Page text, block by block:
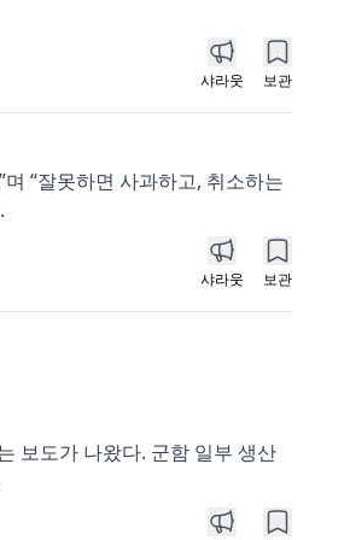
샤라웃 보관
“잘못하면 사과하고, 취소하는
샤라웃 보관
보도가 나왔다. 군함 일부 생산